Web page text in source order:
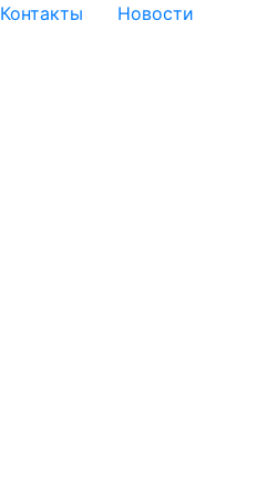
Контакты Новости